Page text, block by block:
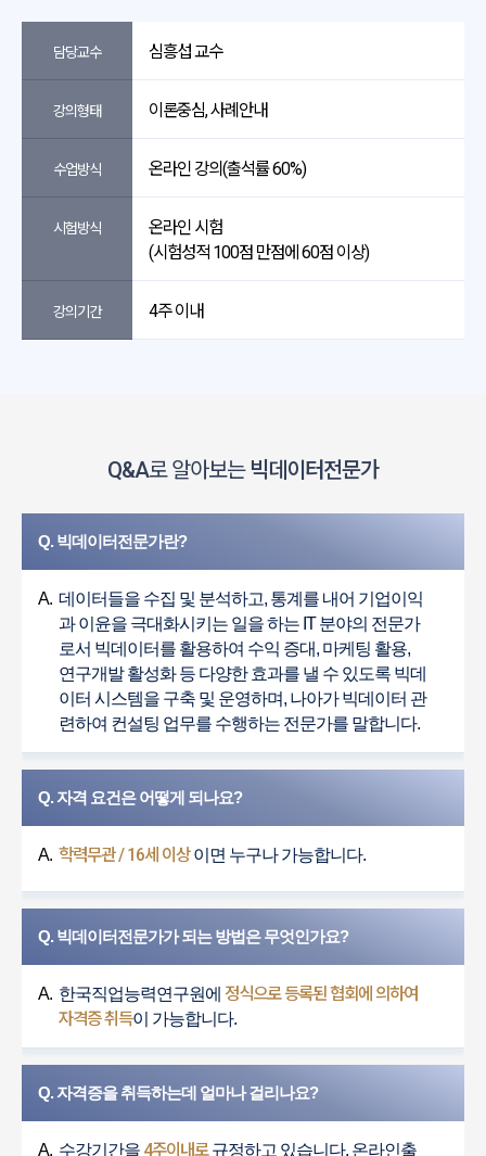
담당교수 심흥섭 교수
강의형태 이론중심, 사례안내
수업방식 온라인 강의(출석률 60%)
시험방식
온라인 시험
(시험성적 100점 만점에 60점 이상)
강의기간 4주 이내
Q&A로 알아보는 빅데이터전문가
Q. 빅데이터전문가란?
A. 데이터들을 수집 및 분석하고, 통계를 내어 기업이익
과 이윤을 극대화시키는 일을 하는 IT 분야의 전문가
로서 빅데이터를 활용하여 수익 증대, 마케팅 활용,
연구개발 활성화 등 다양한 효과를 낼 수 있도록 빅데
이터 시스템을 구축 및 운영하며, 나아가 빅데이터 관
련하여 컨설팅 업무를 수행하는 전문가를 말합니다.
Q. 자격 요건은 어떻게 되나요?
A. 학력무관 / 16세 이상이면 누구나 가능합니다.
Q. 빅데이터전문가가 되는 방법은 무엇인가요?
A. 한국직업능력연구원에 정식으로 등록된 협회에 의하여
자격증 취득이 가능합니다.
Q. 자격증을 취득하는데 얼마나 걸리나요?
A. 수강기간을 4주이내로규정하고 있습니다. 온라인출